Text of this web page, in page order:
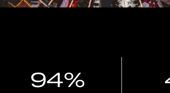
94%